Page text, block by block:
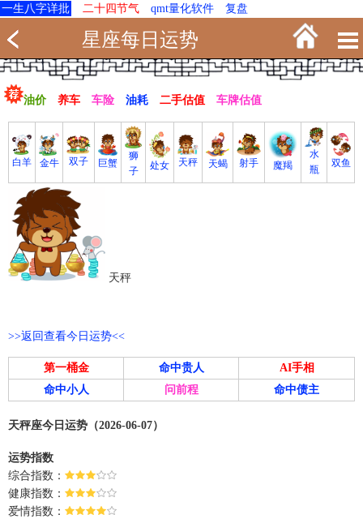
一生八字详批 二十四节气 qmt量化软件 复盘
星座每日运势
油价 养车 车险 油耗 二手估值 车牌估值
白羊 金牛 双子 巨蟹
狮
子
处女 天秤 天蝎 射手 魔羯
水
瓶
双鱼
天秤
>>返回查看今日运势<<
第一桶金 命中贵人
AI手相
命中小人
问前程 命中债主
天秤座今日运势（2026-06-07）
运势指数
综合指数：
健康指数：
爱情指数：